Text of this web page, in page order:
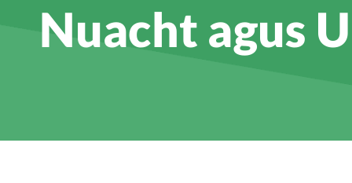
Nuacht agus